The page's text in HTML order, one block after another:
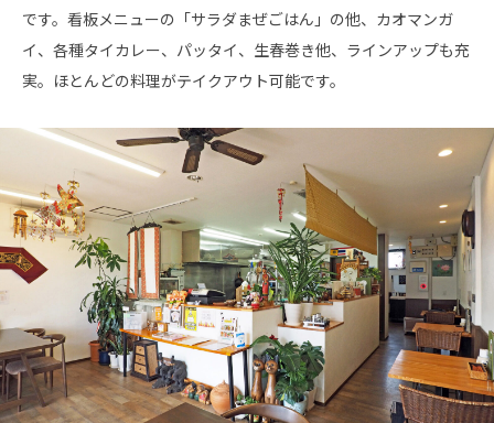
です。看板メニューの「サラダまぜごはん」の他、カオマンガ
イ、各種タイカレー、パッタイ、生春巻き他、ラインアップも充
実。ほとんどの料理がテイクアウト可能です。